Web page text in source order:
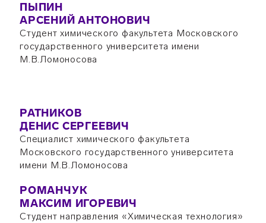
ПЫПИН
АРСЕНИЙ АНТОНОВИЧ
Студент химического факультета Московского
государственного университета имени
М.В.Ломоносова
РАТНИКОВ
ДЕНИС СЕРГЕЕВИЧ
Специалист химического факультета
Московского государственного университета
имени М.В.Ломоносова
РОМАНЧУК
МАКСИМ ИГОРЕВИЧ
Студент направления «Химическая технология»